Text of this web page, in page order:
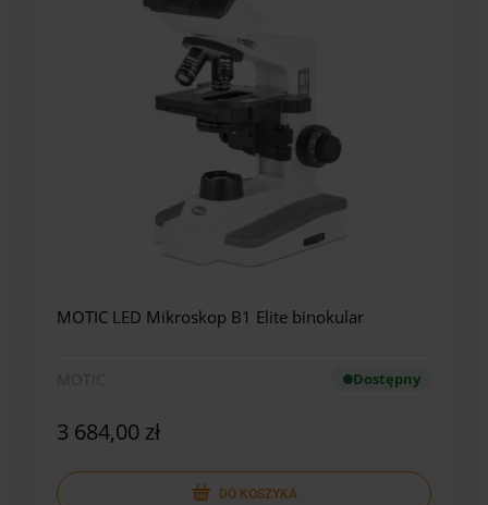
MOTIC LED Mikroskop B1 Elite binokular
Dostępny
3 684,00 zł
DO KOSZYKA